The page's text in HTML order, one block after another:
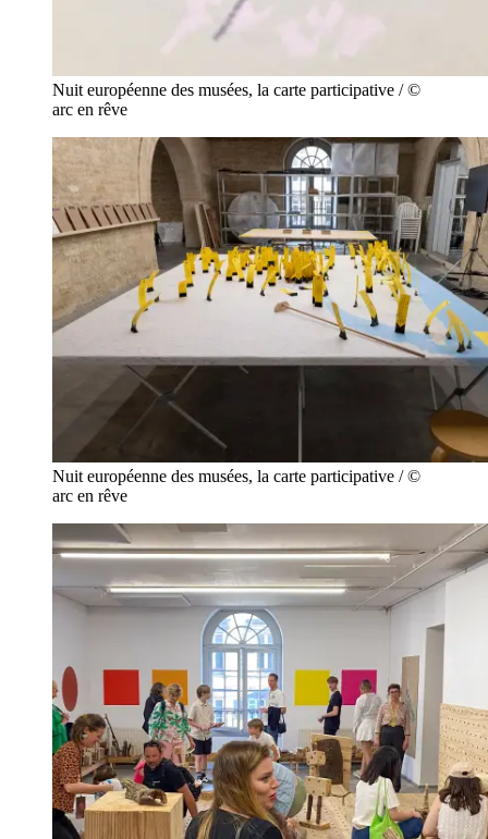
Nuit européenne des musées, la carte participative / ©
arc en rêve
Nuit européenne des musées, la carte participative / ©
arc en rêve